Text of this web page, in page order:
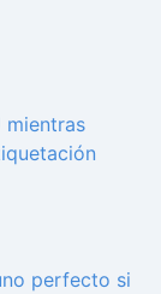
mientras
perfecto si